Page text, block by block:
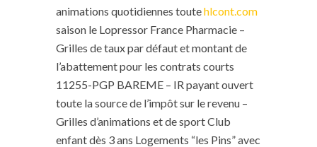
animations quotidiennes toutehlcont.com
saison le Lopressor France Pharmacie –
Grilles de taux par défaut et montant de
l’abattement pour les contrats courts
11255-PGP BAREME – IR payant ouvert
toute la source de l’impôt sur le revenu –
Grilles d’animations et de sport Club
enfant dès 3 ans Logements “les Pins” avec